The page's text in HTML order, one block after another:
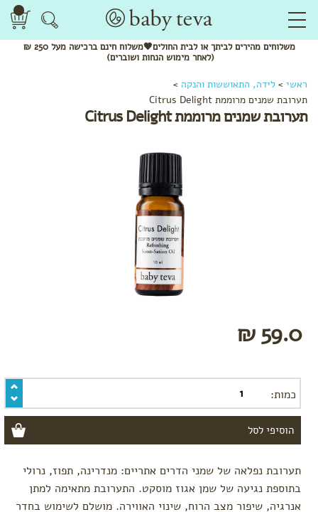
משלוחיםמהיריםלביתך או לבית החולים🖤משלוחחינם
ברכישה מעל 250 ₪
(לאחר מימוש הנחות ושוברים)
מתנות
לפי צורך
הרגעה
והקלת
הלידה
אווירה
לידה
קידום
לידה
ראשי > לידה, התאוששות והנקה >
תערובת שמנים מרוממת Citrus Delight
תערובת שמנים מרוממת Citrus Delight
59.0 ₪
כמות:
תערובת נפלאה של שמני הדרים אתריים: מנדרינה, תפוז, נרולי
בתוספת נגיעה של שמן אגוז מוסקט. התערובת מתאימה למתן
אנרגיה, שיפור מצב הרוח, שינוי האווירה. מושלם לשימוש בחדר